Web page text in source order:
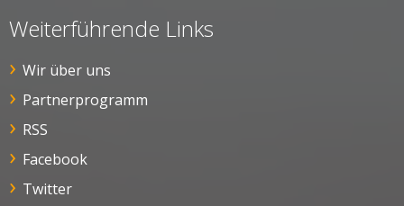
Weiterführende Links
Wir über uns
Partnerprogramm
RSS
Facebook
Twitter